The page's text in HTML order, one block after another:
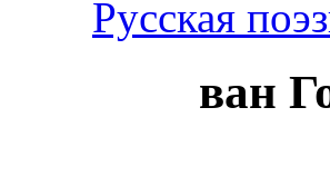
Русская
ван